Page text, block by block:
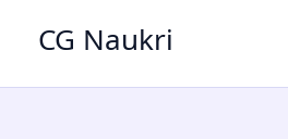
CG Naukri